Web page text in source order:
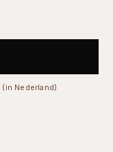
(in Nederland)